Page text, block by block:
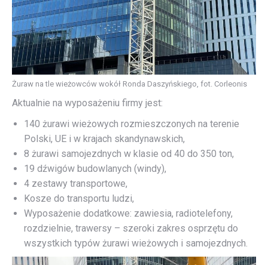
Żuraw na tle wieżowców wokół Ronda Daszyńskiego, fot. Corleonis
Aktualnie na wyposażeniu firmy jest:
140 żurawi wieżowych rozmieszczonych na terenie
Polski, UE i w krajach skandynawskich,
8 żurawi samojezdnych w klasie od 40 do 350 ton,
19 dźwigów budowlanych (windy),
4 zestawy transportowe,
Kosze do transportu ludzi,
Wyposażenie dodatkowe: zawiesia, radiotelefony,
rozdzielnie, trawersy – szeroki zakres osprzętu do
wszystkich typów żurawi wieżowych i samojezdnych.